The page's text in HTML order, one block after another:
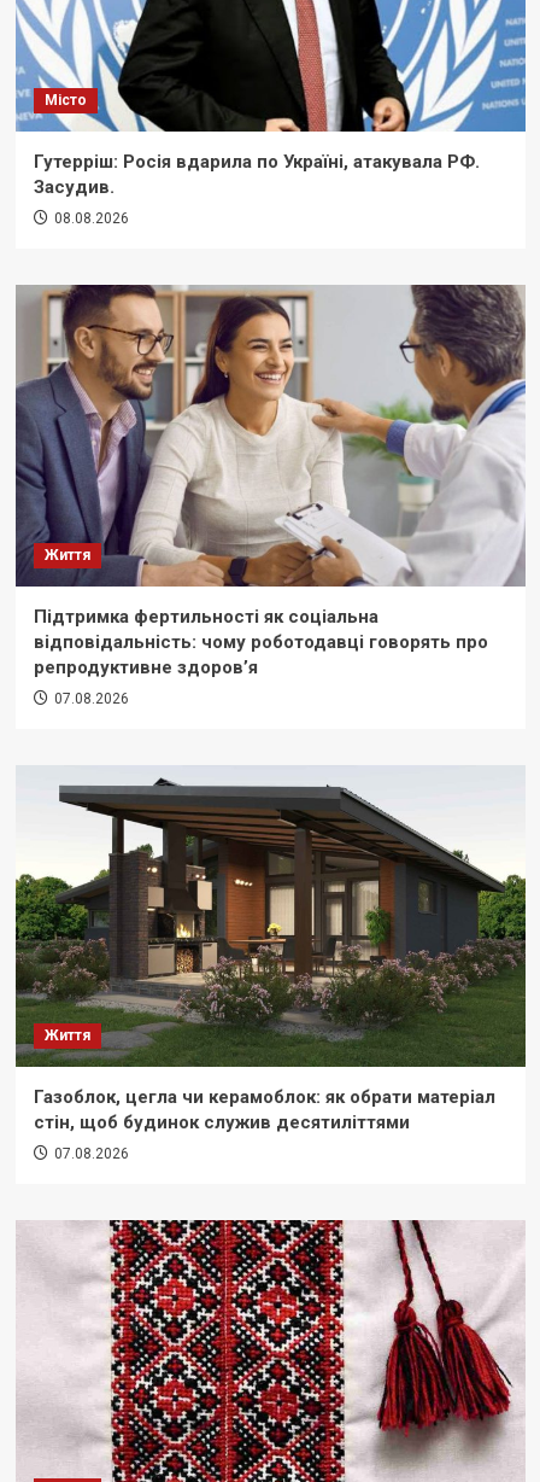
Місто
Гутерріш: Росія вдарила по Україні, атакувала РФ.
Засудив.
08.08.2026
Життя
Підтримка фертильності як соціальна
відповідальність: чому роботодавці говорять про
репродуктивне здоров’я
07.08.2026
Життя
Газоблок, цегла чи керамоблок: як обрати матеріал
стін, щоб будинок служив десятиліттями
07.08.2026